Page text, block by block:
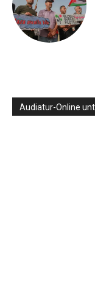
Audiatur-Online